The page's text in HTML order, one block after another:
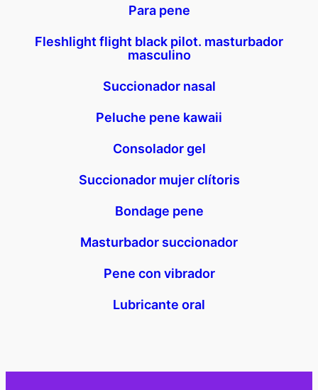
Para pene
Fleshlight flight black pilot. masturbador
masculino
Succionador nasal
Peluche pene kawaii
Consolador gel
Succionador mujer clítoris
Bondage pene
Masturbador succionador
Pene con vibrador
Lubricante oral